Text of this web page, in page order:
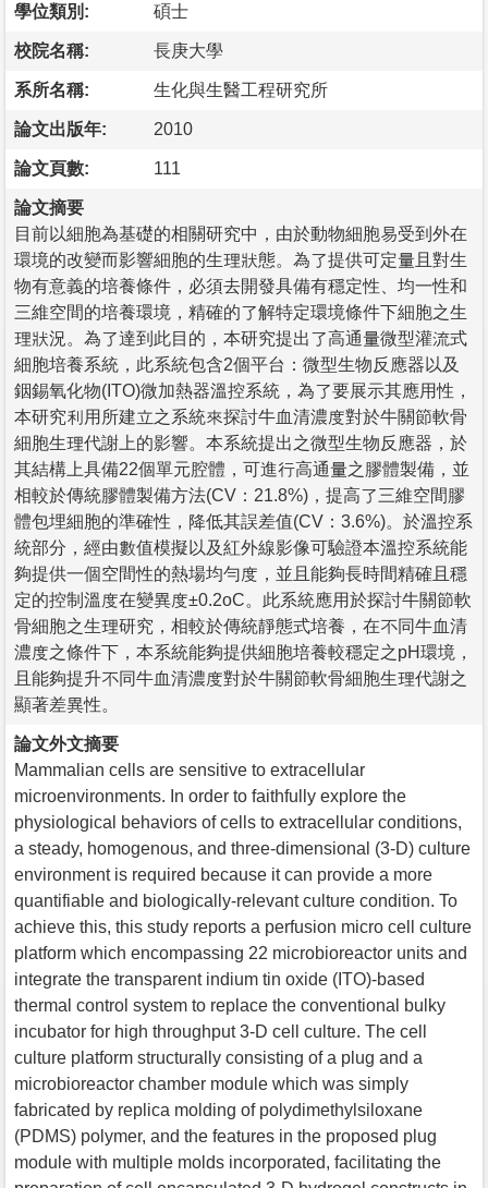
學位類別: 碩士
校院名稱: 長庚大學
系所名稱: 生化與生醫工程研究所
論文出版年: 2010
論文頁數: 111
論文摘要
目前以細胞為基礎的相關研究中，由於動物細胞易受到外在
環境的改變而影響細胞的生理狀態。為了提供可定量且對生
物有意義的培養條件，必須去開發具備有穩定性、均一性和
三維空間的培養環境，精確的了解特定環境條件下細胞之生
理狀況。為了達到此目的，本研究提出了高通量微型灌流式
細胞培養系統，此系統包含2個平台：微型生物反應器以及
銦錫氧化物(ITO)微加熱器溫控系統，為了要展示其應用性，
本研究利用所建立之系統來探討牛血清濃度對於牛關節軟骨
細胞生理代謝上的影響。本系統提出之微型生物反應器，於
其結構上具備22個單元腔體，可進行高通量之膠體製備，並
相較於傳統膠體製備方法(CV：21.8%)，提高了三維空間膠
體包埋細胞的準確性，降低其誤差值(CV：3.6%)。於溫控系
統部分，經由數值模擬以及紅外線影像可驗證本溫控系統能
夠提供一個空間性的熱場均勻度，並且能夠長時間精確且穩
定的控制溫度在變異度±0.2oC。此系統應用於探討牛關節軟
骨細胞之生理研究，相較於傳統靜態式培養，在不同牛血清
濃度之條件下，本系統能夠提供細胞培養較穩定之pH環境，
且能夠提升不同牛血清濃度對於牛關節軟骨細胞生理代謝之
顯著差異性。
論文外文摘要
Mammalian cells are sensitive to extracellular
microenvironments. In order to faithfully explore the
physiological behaviors of cells to extracellular conditions,
a steady, homogenous, and three-dimensional (3-D) culture
environment is required because it can provide a more
quantifiable and biologically-relevant culture condition. To
achieve this, this study reports a perfusion micro cell culture
platform which encompassing 22 microbioreactor units and
integrate the transparent indium tin oxide (ITO)-based
thermal control system to replace the conventional bulky
incubator for high throughput 3-D cell culture. The cell
culture platform structurally consisting of a plug and a
microbioreactor chamber module which was simply
fabricated by replica molding of polydimethylsiloxane
(PDMS) polymer, and the features in the proposed plug
module with multiple molds incorporated, facilitating the